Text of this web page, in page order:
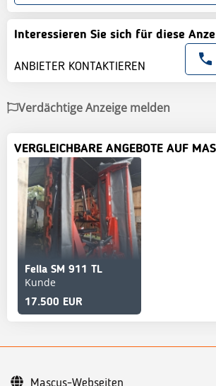
Interessieren Sie sich für diese
ANBIETER KONTAKTIEREN
Verdächtige Anzeige melden
VERGLEICHBARE ANGEBOTE AUF
Fella SM 911 TL
Kunde
17.500 EUR
Mascus-Webseiten